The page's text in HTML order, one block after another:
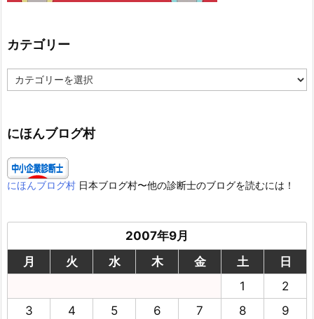
カテゴリー
テ
ー
にほんブログ村
にほんブログ村 日本ブログ村〜他の診断士のブログを読むには！
2007年9月
月
火 水 木 金 土
日
1
2
3
4 5 6 7 8
9